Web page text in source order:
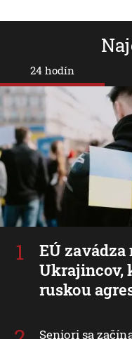
24 hodín
EÚ
Ukrajincov,
ruskou
Seniori sa